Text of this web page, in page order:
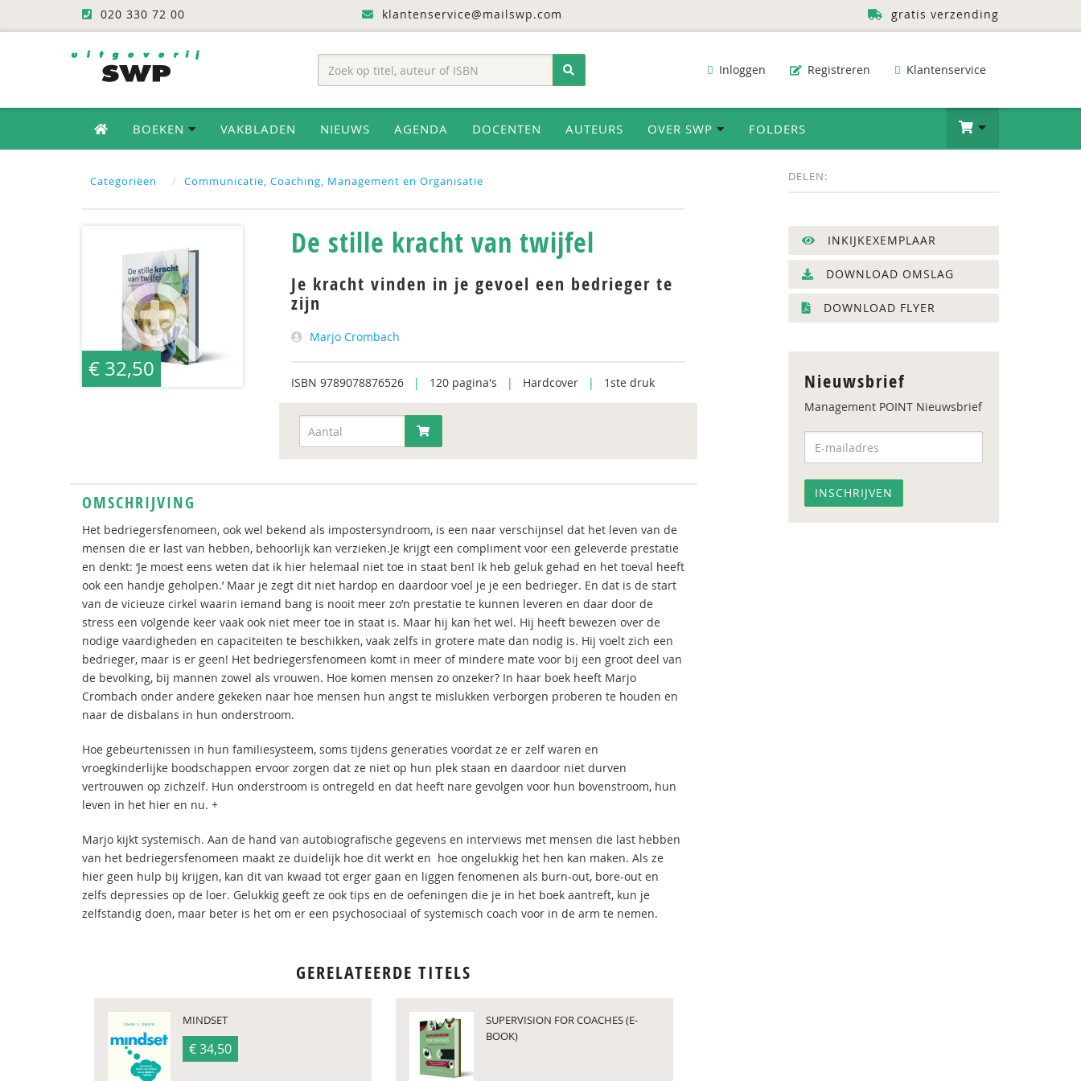
020 330 72 00 klantenservice@mailswp.com gratis verzending
Inloggen Registreren Klantenservice
BOEKEN VAKBLADEN NIEUWS AGENDA DOCENTEN AUTEURS OVER SWP FOLDERS
Categoriëen Communicatie, Coaching, Management en Organisatie DELEN:
€ 32,50
De stille kracht van twijfel
Je kracht vinden in je gevoel een bedrieger te
zijn
Marjo Crombach
ISBN 9789078876526 | 120 pagina's | Hardcover | 1ste druk
OMSCHRIJVING
Het bedriegersfenomeen, ook wel bekend als impostersyndroom, is een naar verschijnsel dat het leven van de
mensen die er last van hebben, behoorlijk kan verzieken.Je krijgt een compliment voor een geleverde prestatie
en denkt: ‘Je moest eens weten dat ik hier helemaal niet toe in staat ben! Ik heb geluk gehad en het toeval heeft
ook een handje geholpen.’ Maar je zegt dit niet hardop en daardoor voel je je een bedrieger. En dat is de start
van de vicieuze cirkel waarin iemand bang is nooit meer zo’n prestatie te kunnen leveren en daar door de
stress een volgende keer vaak ook niet meer toe in staat is. Maar hij kan het wel. Hij heeft bewezen over de
nodige vaardigheden en capaciteiten te beschikken, vaak zelfs in grotere mate dan nodig is. Hij voelt zich een
bedrieger, maar is er geen! Het bedriegersfenomeen komt in meer of mindere mate voor bij een groot deel van
de bevolking, bij mannen zowel als vrouwen. Hoe komen mensen zo onzeker? In haar boek heeft Marjo
Crombach onder andere gekeken naar hoe mensen hun angst te mislukken verborgen proberen te houden en
naar de disbalans in hun onderstroom.
Hoe gebeurtenissen in hun familiesysteem, soms tijdens generaties voordat ze er zelf waren en
vroegkinderlijke boodschappen ervoor zorgen dat ze niet op hun plek staan en daardoor niet durven
vertrouwen op zichzelf. Hun onderstroom is ontregeld en dat heeft nare gevolgen voor hun bovenstroom, hun
leven in het hier en nu. +
Marjo kijkt systemisch. Aan de hand van autobiografische gegevens en interviews met mensen die last hebben
van het bedriegersfenomeen maakt ze duidelijk hoe dit werkt en hoe ongelukkig het hen kan maken. Als ze
hier geen hulp bij krijgen, kan dit van kwaad tot erger gaan en liggen fenomenen als burn-out, bore-out en
zelfs depressies op de loer. Gelukkig geeft ze ook tips en de oefeningen die je in het boek aantreft, kun je
zelfstandig doen, maar beter is het om er een psychosociaal of systemisch coach voor in de arm te nemen.
GERELATEERDE TITELS
MINDSET
€ 34,50
SUPERVISION FOR COACHES (E-
BOOK)
INKIJKEXEMPLAAR
DOWNLOAD OMSLAG
DOWNLOAD FLYER
Nieuwsbrief
Management POINT Nieuwsbrief